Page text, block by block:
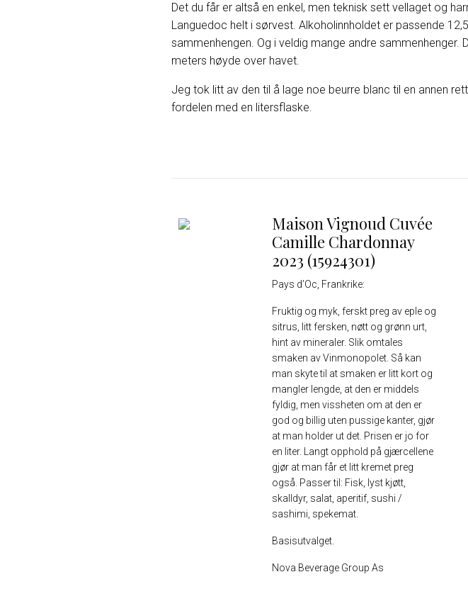
Det du får er altså en enkel, men teknisk sett vellaget og
Languedoc helt i sørvest. Alkoholinnholdet er passende
sammenhengen. Og i veldig mange andre
meters høyde over havet.
Jeg tok litt av den til å lage noe beurre blanc til en annen
fordelen med en litersflaske.
Maison Vignoud Cuvée
Camille Chardonnay
2023 (15924301)
Pays d’Oc , Frankrike:
Fruktig og myk, ferskt preg av eple og
sitrus, litt fersken, nøtt og grønn urt,
hint av mineraler. Slik omtales
smaken av Vinmonopolet. Så kan
man skyte til at smaken er litt kort og
mangler lengde, at den er middels
fyldig, men vissheten om at den er
god og billig uten pussige kanter, gjør
at man holder ut det. Prisen er jo for
en liter. Langt opphold på gjærcellene
gjør at man får et litt kremet preg
også. Passer til: Fisk, lyst kjøtt,
skalldyr, salat, aperitif, sushi /
sashimi, spekemat.
Basisutvalget.
Nova Beverage Group As